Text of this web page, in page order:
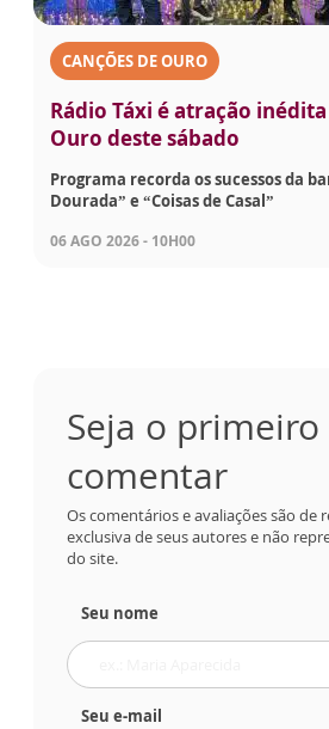
CANÇÕES DE OURO
Rádio Táxi é atração
Ouro deste sábado
Programa recorda os sucessos da
Dourada” e “Coisas de Casal”
06 AGO 2026 - 10H00
Seja o primeiro
comentar
Os comentários e avaliações são de
exclusiva de seus autores e não
do site.
Seu nome
Seu e-mail